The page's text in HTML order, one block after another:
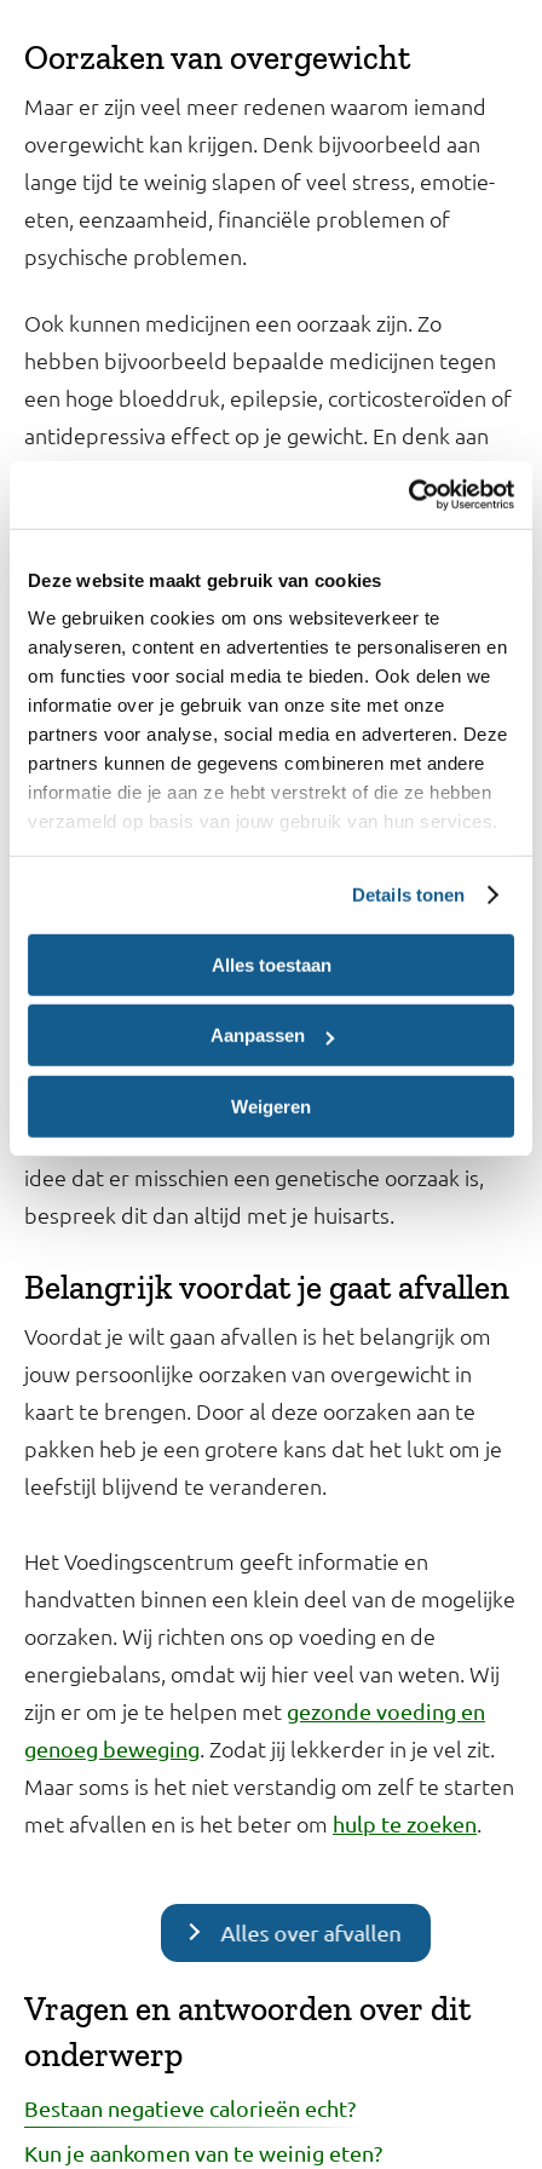
Deze website maakt gebruik van cookies
We gebruiken cookies om ons websiteverkeer te
analyseren, content en advertenties te personaliseren en
om functies voor social media te bieden. Ook delen we
informatie over je gebruik van onze site met onze
partners voor analyse, social media en adverteren. Deze
partners kunnen de gegevens combineren met andere
informatie die je aan ze hebt verstrekt of die ze hebben
verzameld op basis van jouw gebruik van hun services.
Details tonen
Alles toestaan
Aanpassen
Weigeren
Oorzaken van overgewicht
Maar er zijn veel meer redenen waarom iemand
overgewicht kan krijgen. Denk bijvoorbeeld aan
lange tijd te weinig slapen of veel stress, emotie-
eten, eenzaamheid, financiële problemen of
psychische problemen.
Ook kunnen medicijnen een oorzaak zijn. Zo
hebben bijvoorbeeld bepaalde medicijnen tegen
een hoge bloeddruk, epilepsie, corticosteroïden of
antidepressiva effect op je gewicht. En denk aan
het effect van hormonen op ons gewicht, zoals
gewichtstoename bij problemen aan de schildklier.
Kortom, het is vaak niet alleen maar een kwestie
van te veel eten en te weinig bewegen. Op
website Check Oorzaken Overgewichtkan je hier
meer over lezen en een vragenlijst invullen om het
ontstaan van overgewicht beter te begrijpen.
Genen en gewicht
overgewicht ontstaat bijna nooit alleen door
zeldzame vormen van ernstig overgewicht waarbij
genen de oorzaak zijn.
Zo kan je op jonge leeftijd al ernstig overgewicht
hebben, een extreme eetlust hebben of een groot
verschil in gewicht met familieleden. Heb je het
idee dat er misschien een genetische oorzaak is,
bespreek dit dan altijd met je huisarts.
Belangrijk voordat je gaat afvallen
Voordat je wilt gaan afvallen is het belangrijk om
jouw persoonlijke oorzaken van overgewicht in
kaart te brengen. Door al deze oorzaken aan te
pakken heb je een grotere kans dat het lukt om je
leefstijl blijvend te veranderen.
Het Voedingscentrum geeft informatie en
handvatten binnen een klein deel van de mogelijke
oorzaken. Wij richten ons op voeding en de
energiebalans, omdat wij hier veel van weten. Wij
zijn er om je te helpen met gezonde voeding en
genoeg beweging. Zodat jij lekkerder in je vel zit.
Maar soms is het niet verstandig om zelf te starten
met afvallen en is het beter om hulp te zoeken.
Alles over afvallen
Vragen en antwoorden over dit
onderwerp
Bestaan negatieve calorieën echt?
Kun je aankomen van te weinig eten?